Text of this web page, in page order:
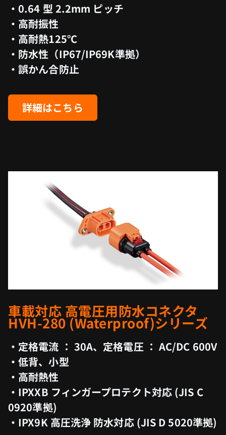
・0.64 型 2.2mm ピッチ
・高耐振性
・高耐熱125℃
・防水性（IP67/IP69K準拠）
・誤かん合防止
詳細はこちら
車載対応 高電圧用防水コネクタ
HVH-280 (Waterproof)シリーズ
・定格電流 ： 30A、定格電圧 ： AC/DC 600V
・低背、小型
・高耐熱性
・IPXXB フィンガープロテクト対応 (JIS C
0920準拠)
・IPX9K 高圧洗浄 防水対応 (JIS D 5020準拠)